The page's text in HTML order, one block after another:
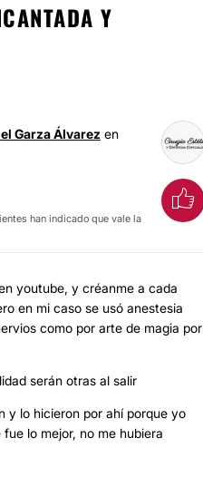
Y
Garza Álvarez en
han indicado que vale la
youtube, y créanme a cada
en mi caso se usó anestesia
como por arte de magia por
serán otras al salir
y lo hicieron por ahí porque yo
lo mejor, no me hubiera